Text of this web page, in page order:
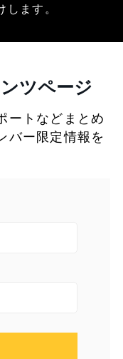
します。
ツページ
ートなどまとめ
バー限定情報を